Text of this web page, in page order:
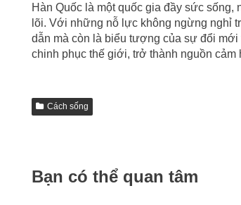
Hàn Quốc là một quốc gia đầy sức
lõi. Với những nỗ lực không ngừng nghỉ
dẫn mà còn là biểu tượng của sự đổi
chinh phục thế giới, trở thành nguồn cảm
Cách sống
Bạn có thể quan tâm